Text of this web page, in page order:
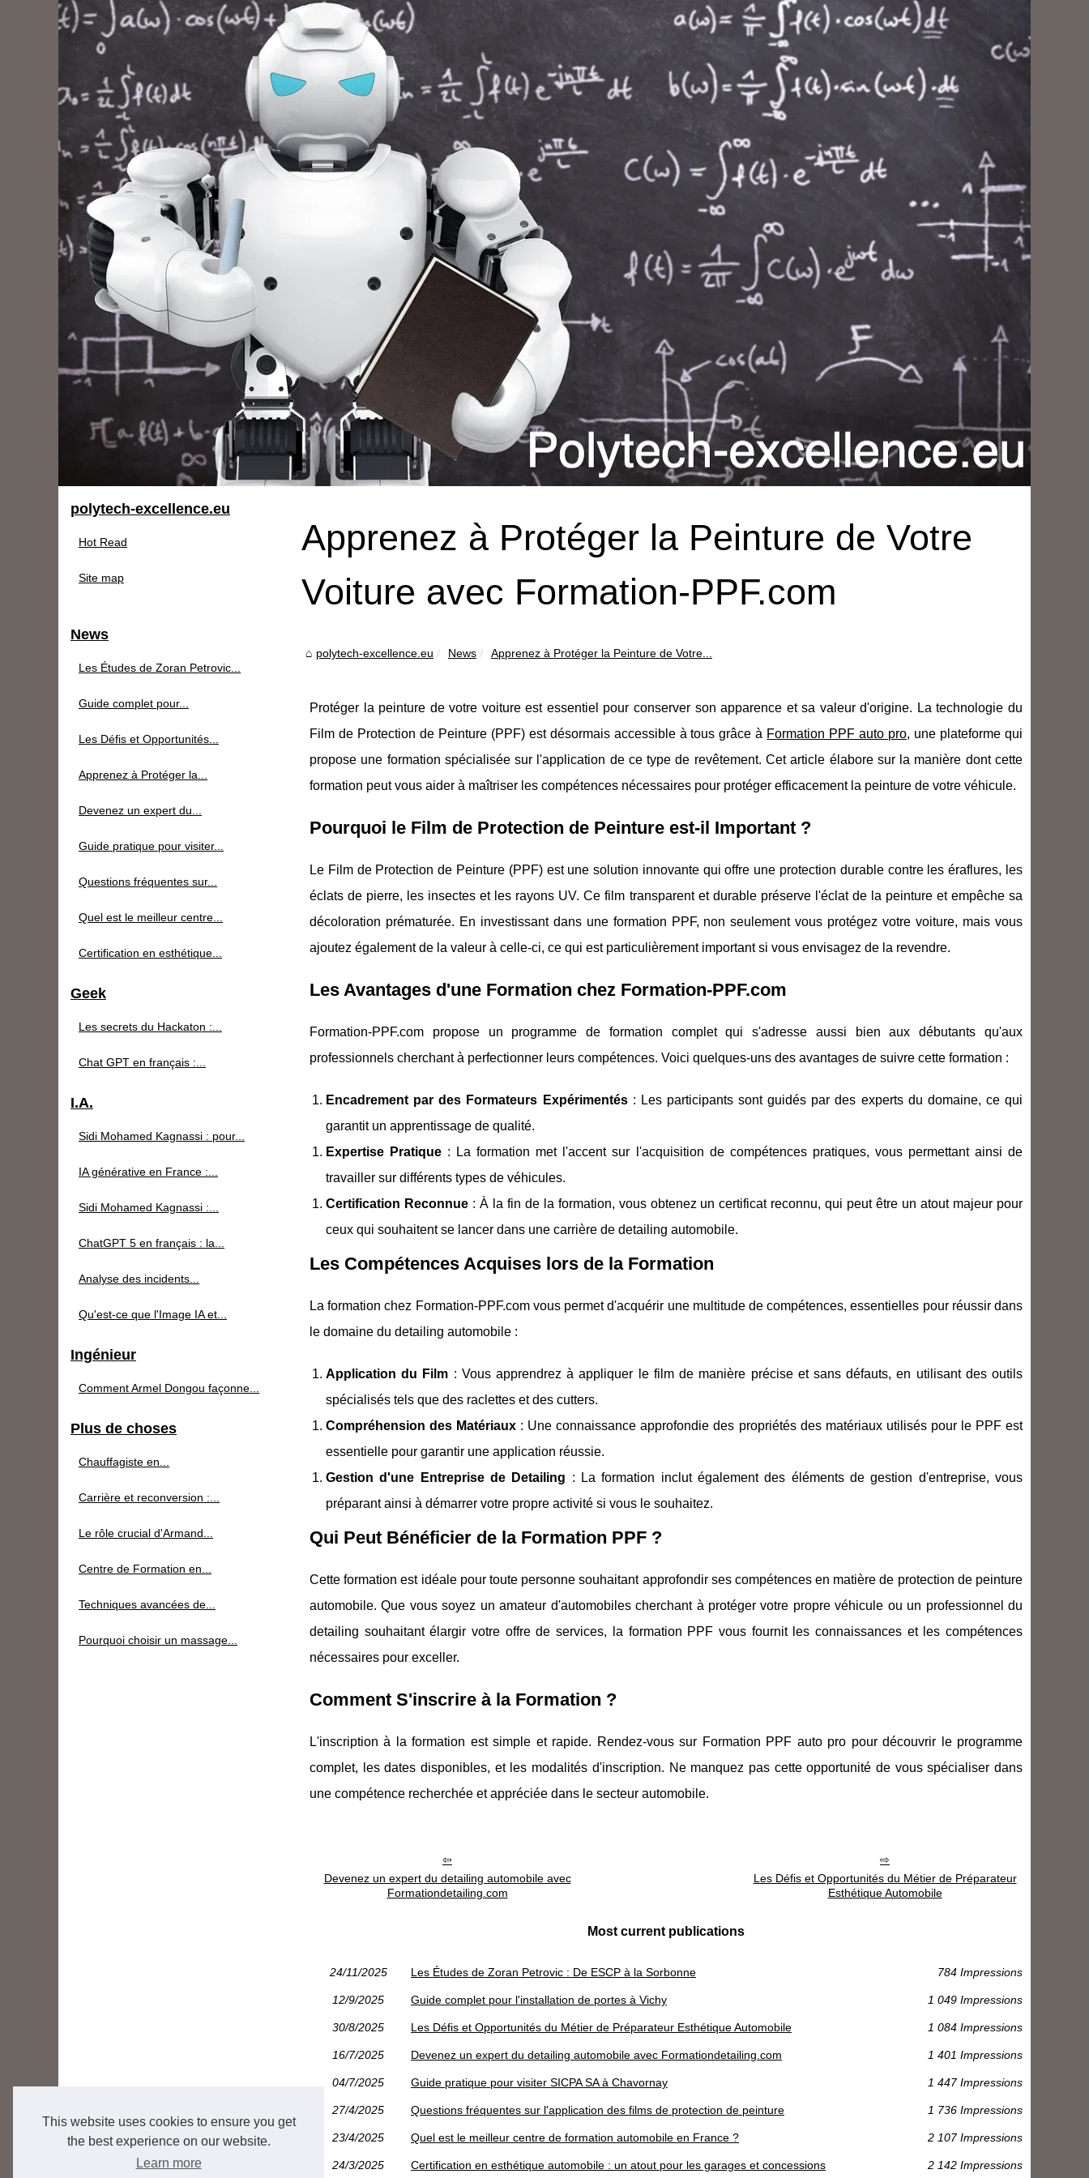
This website uses cookies to ensure you get
the best experience on our website.
Learn more
Apprenez à Protéger la Peinture de Votre
Voiture avec Formation-PPF.com
polytech-excellence.eu News Apprenez à Protéger la Peinture de Votre...
Protéger la peinture de votre voiture est essentiel pour conserver son apparence et sa valeur d'origine. La technologie du
Film de Protection de Peinture (PPF) est désormais accessible à tous grâce à Formation PPF auto pro, une plateforme qui
propose une formation spécialisée sur l'application de ce type de revêtement. Cet article élabore sur la manière dont cette
formation peut vous aider à maîtriser les compétences nécessaires pour protéger efficacement la peinture de votre véhicule.
Pourquoi le Film de Protection de Peinture est-il Important ?
Le Film de Protection de Peinture (PPF) est une solution innovante qui offre une protection durable contre les éraflures, les
éclats de pierre, les insectes et les rayons UV. Ce film transparent et durable préserve l'éclat de la peinture et empêche sa
décoloration prématurée. En investissant dans une formation PPF, non seulement vous protégez votre voiture, mais vous
ajoutez également de la valeur à celle-ci, ce qui est particulièrement important si vous envisagez de la revendre.
Les Avantages d'une Formation chez Formation-PPF.com
Formation-PPF.com propose un programme de formation complet qui s'adresse aussi bien aux débutants qu'aux
professionnels cherchant à perfectionner leurs compétences. Voici quelques-uns des avantages de suivre cette formation :
Encadrement par des Formateurs Expérimentés: Les participants sont guidés par des experts du domaine, ce qui
garantit un apprentissage de qualité.
Expertise Pratique : La formation met l'accent sur l'acquisition de compétences pratiques, vous permettant ainsi de
travailler sur différents types de véhicules.
Certification Reconnue: À la fin de la formation, vous obtenez un certificat reconnu, qui peut être un atout majeur pour
ceux qui souhaitent se lancer dans une carrière de detailing automobile.
Les Compétences Acquises lors de la Formation
La formation chez Formation-PPF.com vous permet d'acquérir une multitude de compétences, essentielles pour réussir dans
le domaine du detailing automobile :
Application du Film : Vous apprendrez à appliquer le film de manière précise et sans défauts, en utilisant des outils
spécialisés tels que des raclettes et des cutters.
Compréhension des Matériaux : Une connaissance approfondie des propriétés des matériaux utilisés pour le PPF est
essentielle pour garantir une application réussie.
Gestion d'une Entreprise de Detailing : La formation inclut également des éléments de gestion d'entreprise, vous
préparant ainsi à démarrer votre propre activité si vous le souhaitez.
Qui Peut Bénéficier de la Formation PPF ?
Cette formation est idéale pour toute personne souhaitant approfondir ses compétences en matière de protection de peinture
automobile. Que vous soyez un amateur d'automobiles cherchant à protéger votre propre véhicule ou un professionnel du
detailing souhaitant élargir votre offre de services, la formation PPF vous fournit les connaissances et les compétences
nécessaires pour exceller.
Comment S'inscrire à la Formation ?
L'inscription à la formation est simple et rapide. Rendez-vous sur Formation PPF auto pro pour découvrir le programme
complet, les dates disponibles, et les modalités d'inscription. Ne manquez pas cette opportunité de vous spécialiser dans
une compétence recherchée et appréciée dans le secteur automobile.
Devenez un expert du detailing automobile avec
Formationdetailing.com
Les Défis et Opportunités du Métier de Préparateur
Esthétique Automobile
Most current publications
24/11/2025 Les Études de Zoran Petrovic : De ESCP à la Sorbonne 784 Impressions
12/9/2025 Guide complet pour l'installation de portes à Vichy 1 049 Impressions
30/8/2025 Les Défis et Opportunités du Métier de Préparateur Esthétique Automobile 1 084 Impressions
16/7/2025 Devenez un expert du detailing automobile avec Formationdetailing.com 1 401 Impressions
04/7/2025 Guide pratique pour visiter SICPA SA à Chavornay 1 447 Impressions
27/4/2025 Questions fréquentes sur l'application des films de protection de peinture 1 736 Impressions
23/4/2025 Quel est le meilleur centre de formation automobile en France ? 2 107 Impressions
24/3/2025 Certification en esthétique automobile : un atout pour les garages et concessions 2 142 Impressions
polytech-excellence.eu
Hot Read
Site map
News
Les Études de Zoran Petrovic...
Guide complet pour...
Les Défis et Opportunités...
Apprenez à Protéger la...
Devenez un expert du...
Guide pratique pour visiter...
Questions fréquentes sur...
Quel est le meilleur centre...
Certification en esthétique...
Geek
Les secrets du Hackaton :...
Chat GPT en français :...
I.A.
Sidi Mohamed Kagnassi : pour...
IA générative en France :...
Sidi Mohamed Kagnassi :...
ChatGPT 5 en français : la...
Analyse des incidents...
Qu'est-ce que l'Image IA et...
Ingénieur
Comment Armel Dongou façonne...
Plus de choses
Chauffagiste en...
Carrière et reconversion :...
Le rôle crucial d'Armand...
Centre de Formation en...
Techniques avancées de...
Pourquoi choisir un massage...